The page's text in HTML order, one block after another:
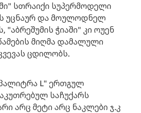
სთრაიქი სუპერმოდელი
უცნაურ და მოულოდნელ
"აბრეშუმის ჭიაში" კი ოუენ
მიღმა დამალული
ცდილობს.
L" ერთგულ
საჩუქარს
არც მეტი არც ნაკლები ჯ.კ